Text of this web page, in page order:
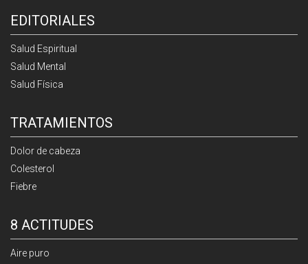
EDITORIALES
Salud Espiritual
Salud Mental
Salud Física
TRATAMIENTOS
Dolor de cabeza
Colesterol
Fiebre
8 ACTITUDES
Aire puro